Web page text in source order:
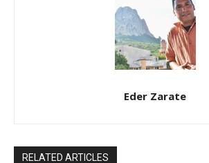
Eder Zarate
RELATED ARTICLES